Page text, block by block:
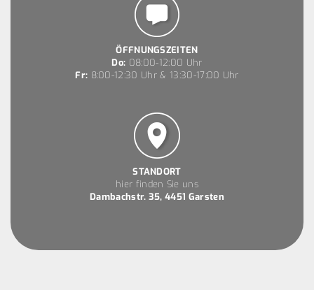
ÖFFNUNGSZEITEN
Do: 08:00-12:00 Uhr
Fr: 8:00-12:30 Uhr & 13:30-17:00 Uhr
STANDORT
hier finden Sie uns
Dambachstr. 35, 4451 Garsten